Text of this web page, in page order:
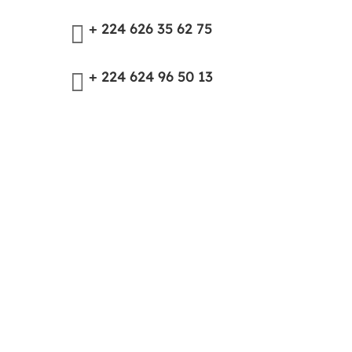
 + 224 626 35 62 75
 + 224 624 96 50 13